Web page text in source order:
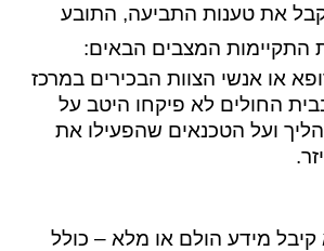
את טענות התביעה, התובע
התקיימות המצבים הבאים:
או אנשי הצוות הבכירים במרכז
החולים לא פיקחו היטב על
ועל הטכנאים שהפעילו את
מידע הולם או מלא – כולל